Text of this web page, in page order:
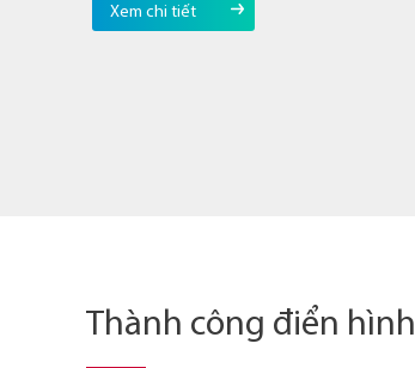
Xem chi tiết
Thành công điển hình